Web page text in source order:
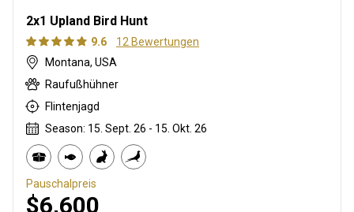
2x1 Upland Bird Hunt
9.6
12 Bewertungen
Montana, USA
Raufußhühner
Flintenjagd
Season: 15. Sept. 26 - 15. Okt. 26
Pauschalpreis
$6,600